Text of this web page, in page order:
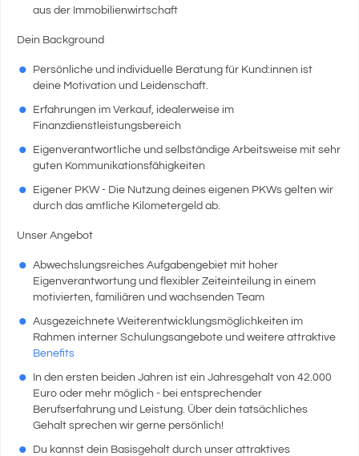
aus der Immobilienwirtschaft
Dein Background
Persönliche und individuelle Beratung für Kund:innen ist
deine Motivation und Leidenschaft.
Erfahrungen im Verkauf, idealerweise im
Finanzdienstleistungsbereich
Eigenverantwortliche und selbständige Arbeitsweise mit sehr
guten Kommunikationsfähigkeiten
Eigener PKW - Die Nutzung deines eigenen PKWs gelten wir
durch das amtliche Kilometergeld ab.
Unser Angebot
Abwechslungsreiches Aufgabengebiet mit hoher
Eigenverantwortung und flexibler Zeiteinteilung in einem
motivierten, familiären und wachsenden Team
Ausgezeichnete Weiterentwicklungsmöglichkeiten im
Rahmen interner Schulungsangebote und weitere attraktive
Benefits
In den ersten beiden Jahren ist ein Jahresgehalt von 42.000
Euro oder mehr möglich - bei entsprechender
Berufserfahrung und Leistung. Über dein tatsächliches
Gehalt sprechen wir gerne persönlich!
Du kannst dein Basisgehalt durch unser attraktives